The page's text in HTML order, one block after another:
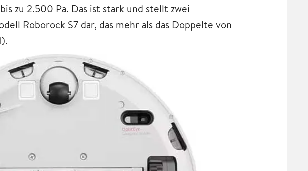
zu 2.500 Pa. Das ist stark und stellt zwei
Roborock S7 dar, das mehr als das Doppelte von